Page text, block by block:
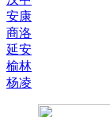
安康
商洛
延安
榆林
杨凌